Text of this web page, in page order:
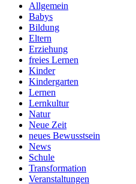
Allgemein
Babys
Bildung
Eltern
Erziehung
freies Lernen
Kinder
Kindergarten
Lernen
Lernkultur
Natur
Neue Zeit
neues Bewusstsein
News
Schule
Transformation
Veranstaltungen